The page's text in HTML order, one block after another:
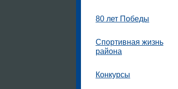
80 лет Победы
Спортивная жизнь
района
Конкурсы